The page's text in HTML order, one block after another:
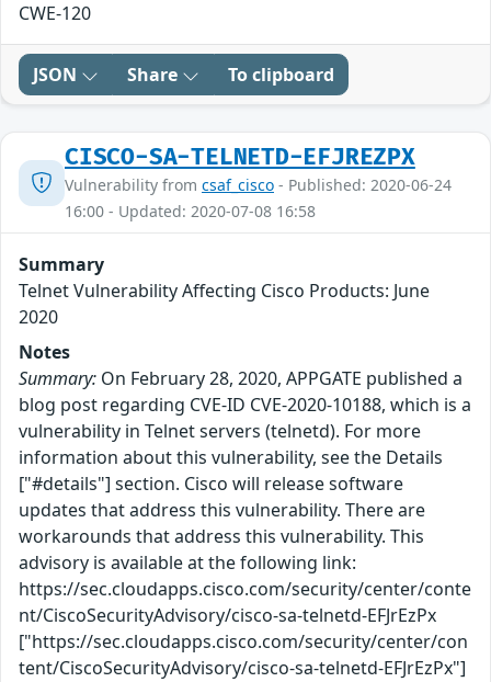
CWE-120
JSON Share To clipboard
CISCO-SA-TELNETD-EFJREZPX
Vulnerability from csaf_cisco - Published: 2020-06-24
16:00 - Updated: 2020-07-08 16:58
Summary
Telnet Vulnerability Affecting Cisco Products: June
2020
Notes
Summary: On February 28, 2020, APPGATE published a
blog post regarding CVE-ID CVE-2020-10188, which is a
vulnerability in Telnet servers (telnetd). For more
information about this vulnerability, see the Details
["#details"] section. Cisco will release software
updates that address this vulnerability. There are
workarounds that address this vulnerability. This
advisory is available at the following link:
https://sec.cloudapps.cisco.com/security/center/conte
nt/CiscoSecurityAdvisory/cisco-sa-telnetd-EFJrEzPx
["https://sec.cloudapps.cisco.com/security/center/con
tent/CiscoSecurityAdvisory/cisco-sa-telnetd-EFJrEzPx"]